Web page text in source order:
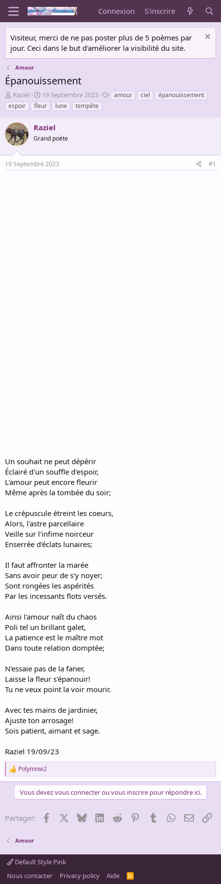
Connexion S'inscrire
Visiteur, merci de ne pas poster plus de 5 poèmes par
jour. Ceci dans le but d'améliorer la visibilité du site.
Amour
Épanouissement
A
u
t
e
u
r
d
e
l
Raziel
D
a
t
d
e
é
b
19 Septembre 2023
T
a
amour ciel
épanouissement
espoir
fleur lune tempête
Raziel
Grand poète
19 Septembre 2023 #1
Un souhait ne peut dépérir
Éclairé d'un souffle d'espoir,
L'amour peut encore fleurir
Même après la tombée du soir;
Le crépuscule étreint les coeurs,
Alors, l'astre parcellaire
Veille sur l'infime noirceur
Enserrée d'éclats lunaires;
Il faut affronter la marée
Sans avoir peur de s'y noyer;
Sont rongées les aspérités
Par les incessants flots versés.
Ainsi l'amour naît du chaos
Poli tel un brillant galet,
La patience est le maître mot
Dans toute relation domptée;
N'essaie pas de la faner,
Laisse la fleur s'épanouir!
Tu ne veux point la voir mourir.
Avec tes mains de jardinier,
Ajuste ton arrosage!
Sois patient, aimant et sage.
Raziel 19/09/23
R
e
o
:
Polymnie2
Vous devez vous connecter ou vous inscrire pour répondre ici.
Partager: Facebook BlueskyLinkedInReddit PinterestTumblrWhatsApp
Email
Amour
Default Style Pink
Nous contacter
Privacy policy Aide
R